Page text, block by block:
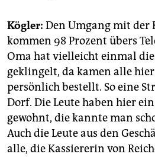
Kögler: Den Umgang mit der
kommen 98 Prozent übers
Oma hat vielleicht einmal die
geklingelt, da kamen alle
persönlich bestellt. So eine
Dorf. Die Leute haben hier
gewohnt, die kannte man
Auch die Leute aus den
alle, die Kassiererin von